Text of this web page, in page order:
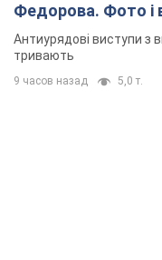
Федорова. Фото і
Антиурядові виступи з
тривають
9 часов назад 5,0 т.